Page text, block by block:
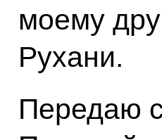
моему
Рухани.
Передаю